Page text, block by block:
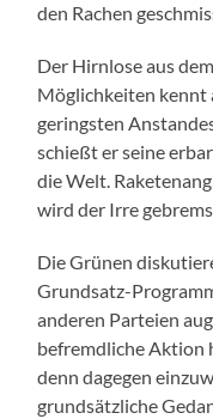
den Rachen
Der Hirnlose aus
Möglichkeiten kennt
geringsten
schießt er seine
die Welt.
wird der Irre
Die Grünen
Grundsatz-
anderen Parteien
befremdliche Aktion
denn dagegen
grundsätzliche